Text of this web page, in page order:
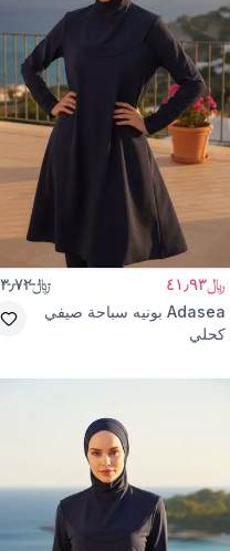
﷼٤١٫٩٣ ﷼٥٣٫٧٢
Adasea بونيه سباحة صيفي
كحلي